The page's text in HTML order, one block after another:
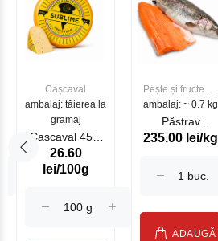
Cașcaval
ambalaj: tăierea la
gramaj
Cascaval 45%
Maasdam
Sublime Cow
26.60
lei/100g
Pește și fructe de
mare
ambalaj: ~ 0.7 kg
Păstrav
Somonat
235.00 lei/kg
ADAUGĂ